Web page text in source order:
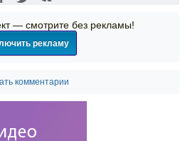
— смотрите без рекламы!
рекламу
комментарии